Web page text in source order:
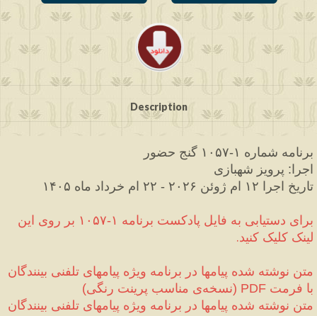
Description
برنامه شماره ۱ -۱۰۵۷ گنج حضور
اجرا: پرویز شهبازی
تاریخ اجرا ۱۲ ام ژوئن ۲۰۲۶
-
برای دستیابی به فایل پادکست برنامه ۱
-
لینک کلیک کنید.
با فرمت PDF
(نسخه‌ی مناسب پرینت رنگی )